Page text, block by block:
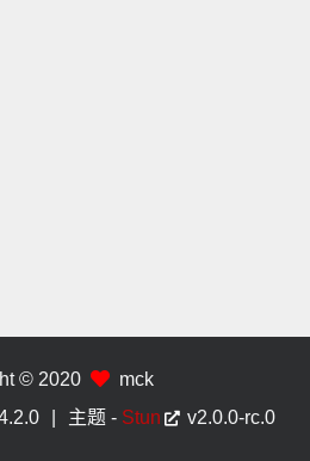
© 2020
mck
主题 - Stun v2.0.0-rc.0